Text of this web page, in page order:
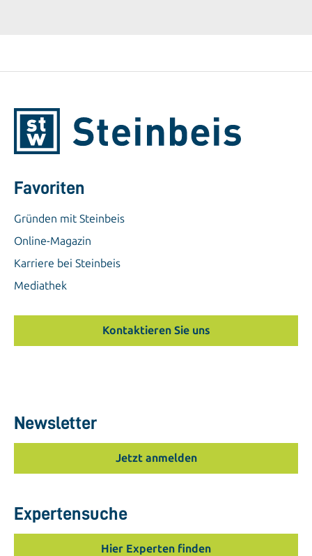
Favoriten
Gründen mit Steinbeis
Online-Magazin
Karriere bei Steinbeis
Mediathek
Kontaktieren Sie uns
Newsletter
Jetzt anmelden
Expertensuche
Hier Experten finden